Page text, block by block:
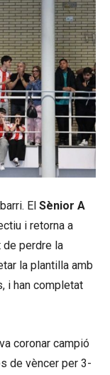
El Sènior A
i retorna a
de perdre la
la plantilla amb
i han completat
coronar campió
de vèncer per 3-